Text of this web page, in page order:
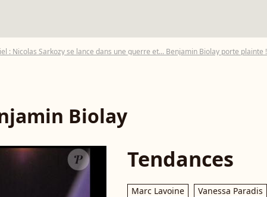
: Nicolas Sarkozy se lance dans une guerre et... Benjamin Biolay porte plainte !
Biolay
Tendances
Marc Lavoine
Vanessa Paradis